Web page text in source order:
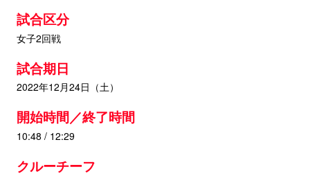
試合区分
女子2回戦
試合期日
2022年12月24日（土）
開始時間／終了時間
10:48 / 12:29
クルーチーフ